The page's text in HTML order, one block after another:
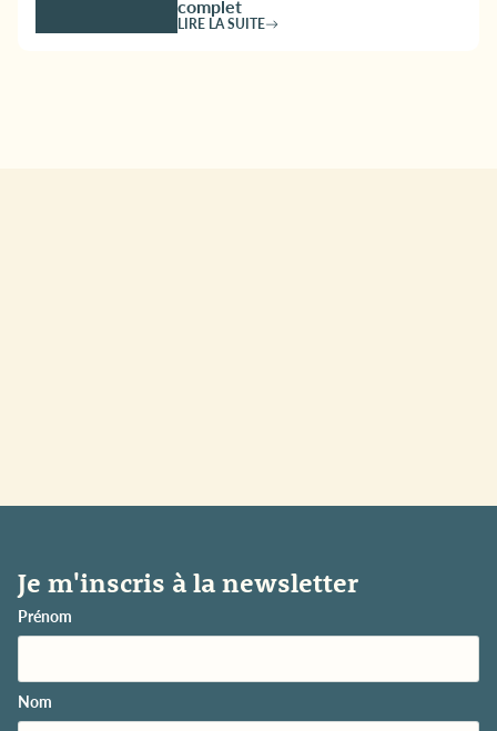
complet
LIRE LA SUITE
Je m'inscris à la newsletter
Prénom
Nom